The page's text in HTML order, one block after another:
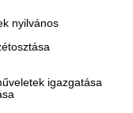
nyilvános
igazgatása